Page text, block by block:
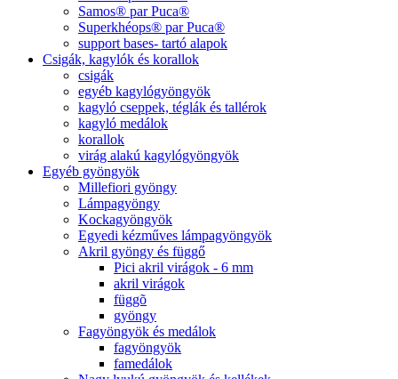
Samos® par Puca®
Superkhéops® par Puca®
support bases- tartó alapok
Csigák, kagylók és korallok
csigák
egyéb kagylógyöngyök
kagyló cseppek, téglák és tallérok
kagyló medálok
korallok
virág alakú kagylógyöngyök
Egyéb gyöngyök
Millefiori gyöngy
Lámpagyöngy
Kockagyöngyök
Egyedi kézműves lámpagyöngyök
Akril gyöngy és függő
Pici akril virágok - 6 mm
akril virágok
függõ
gyöngy
Fagyöngyök és medálok
fagyöngyök
famedálok